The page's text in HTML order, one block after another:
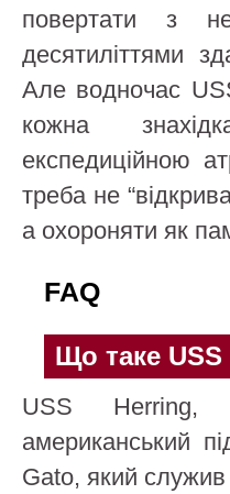
повертати з
десятиліттями
Але водночас
кожна
експедиційною
треба не
а охороняти як
FAQ
Що таке
USS
американський
Gato, який служив